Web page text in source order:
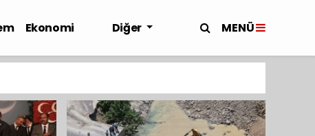
Ekonomi
Diğer MENÜ